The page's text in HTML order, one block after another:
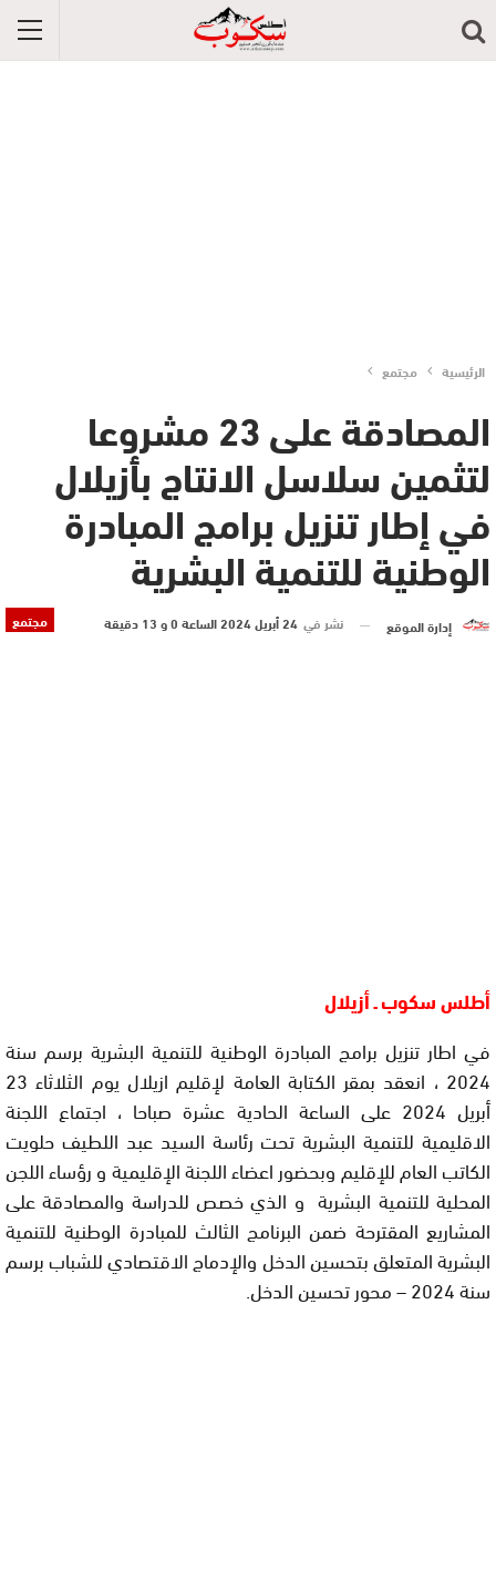
الرئيسية مجتمع
المصادقة على 23 مشروعا
لتثمين سلاسل الانتاج بأزيلال
في إطار تنزيل برامج المبادرة
الوطنية للتنمية البشرية
مجتمع إدارة الموقع نشر في 24 أبريل 2024 الساعة 0 و 13 دقيقة
أطلس سكوب ـ أزيلال
في اطار تنزيل برامج المبادرة الوطنية للتنمية البشرية برسم سنة
2024 ، انعقد بمقر الكتابة العامة لإقليم ازيلال يوم الثلاثاء 23
أبريل 2024 على الساعة الحادية عشرة صباحا ، اجتماع اللجنة
الاقليمية للتنمية البشرية تحت رئاسة السيد عبد اللطيف حلويت
الكاتب العام للإقليم وبحضور اعضاء اللجنة الإقليمية و رؤساء اللجن
المحلية للتنمية البشرية و الذي خصص للدراسة والمصادقة على
المشاريع المقترحة ضمن البرنامج الثالث للمبادرة الوطنية للتنمية
البشرية المتعلق بتحسين الدخل والإدماج الاقتصادي للشباب برسم
سنة 2024 – محور تحسين الدخل.